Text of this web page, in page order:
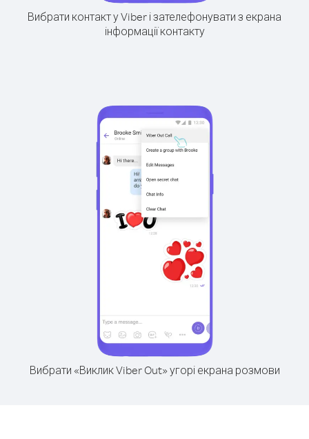
Вибрати контакт у Viber і зателефонувати з екрана
інформації контакту
Вибрати «Виклик Viber Out» угорі екрана розмови